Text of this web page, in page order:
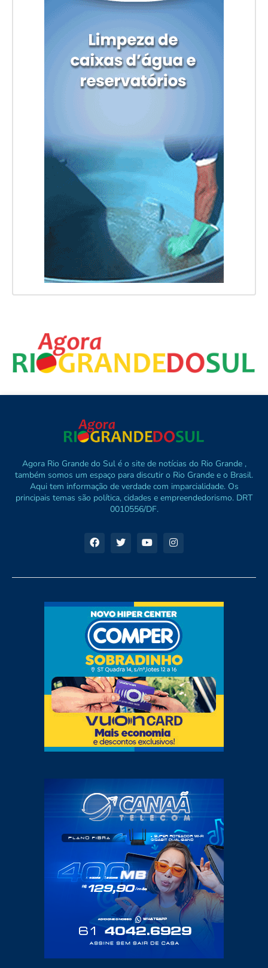
Agora Rio Grande do Sul é o site de notícias do Rio Grande ,
também somos um espaço para discutir o Rio Grande e o Brasil.
Aqui tem informação de verdade com imparcialidade. Os
principais temas são política, cidades e empreendedorismo. DRT
0010556/DF.